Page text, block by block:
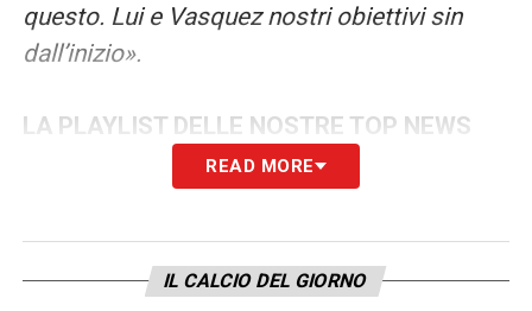
questo. Lui e Vasquez nostri obiettivi sin
dall’inizio».
LA PLAYLIST DELLE NOSTRE TOP NEWS
READ MORE
IL CALCIO DEL GIORNO